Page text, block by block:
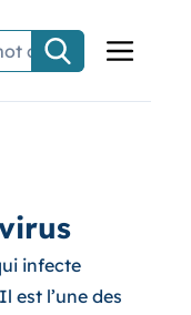
infecte
est l’une des